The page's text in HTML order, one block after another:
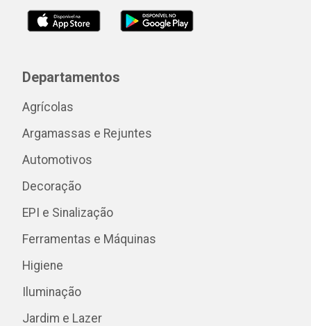
Departamentos
Agrícolas
Argamassas e Rejuntes
Automotivos
Decoração
EPI e Sinalização
Ferramentas e Máquinas
Higiene
Iluminação
Jardim e Lazer